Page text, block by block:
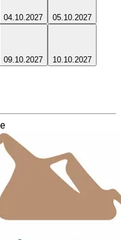
04.10.2027 05.10.2027
09.10.2027 10.10.2027